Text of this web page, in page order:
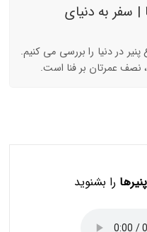
| سفر به دنیای
در دنیا را بررسی می کنیم.
نصف عمرتان بر فنا است.
را بشنوید